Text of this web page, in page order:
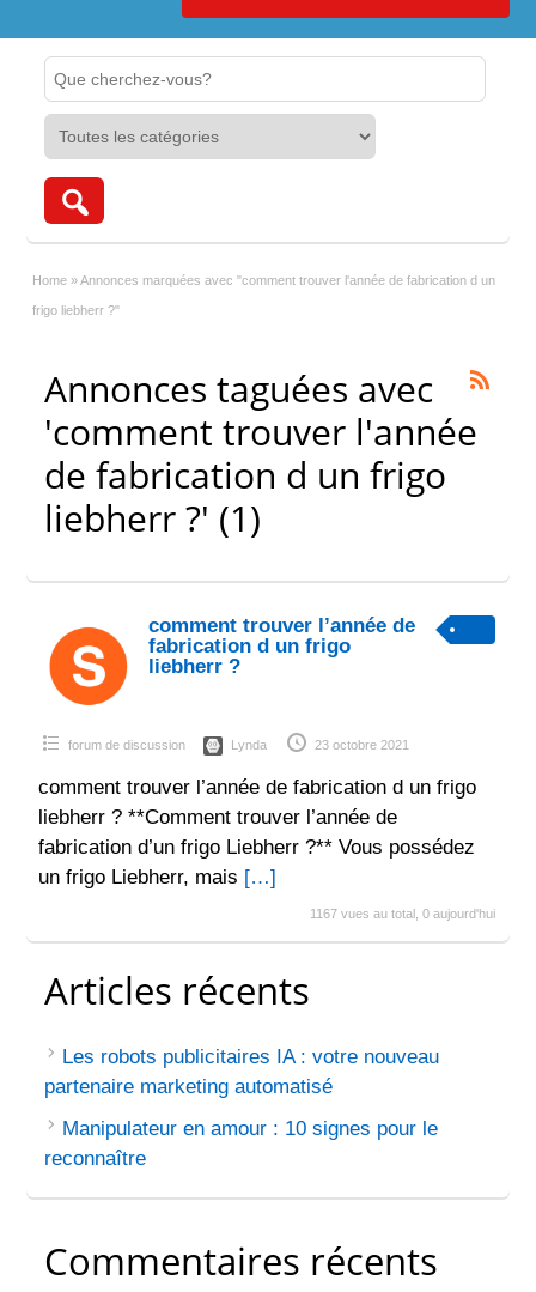
Home » Annonces marquées avec "comment trouver l'année de fabrication d un
frigo liebherr ?"
Annonces taguées avec
'comment trouver l'année
de fabrication d un frigo
liebherr ?' (1)
comment trouver l’année de
fabrication d un frigo
liebherr ?
forum de discussion Lynda 23 octobre 2021
comment trouver l’année de fabrication d un frigo
liebherr ? **Comment trouver l’année de
fabrication d’un frigo Liebherr ?** Vous possédez
un frigo Liebherr, mais […]
1167 vues au total, 0 aujourd'hui
Articles récents
Les robots publicitaires IA : votre nouveau
partenaire marketing automatisé
Manipulateur en amour : 10 signes pour le
reconnaître
Commentaires récents